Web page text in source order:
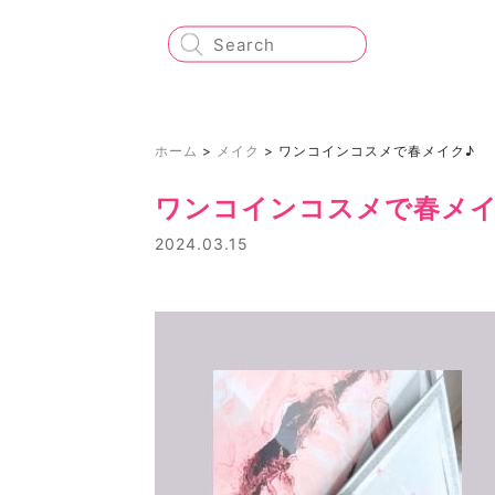
ホーム > メイク > ワンコインコスメで春メイク♪
ワンコインコスメで春メ
2024.03.15